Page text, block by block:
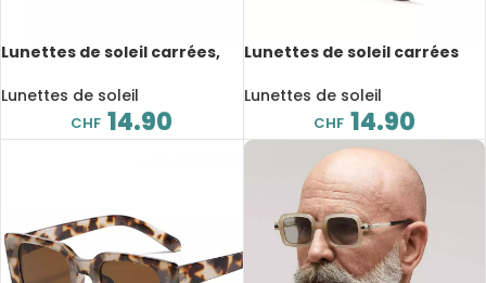
Lunettes de soleil carrées,
Lunettes de soleil
CHF 14.90
Lunettes de soleil carrées
Lunettes de soleil
CHF 14.90